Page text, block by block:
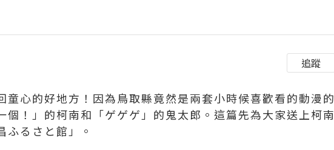
追蹤
童心的好地方！因為鳥取縣竟然是兩套小時候喜歡看的動漫的
！」的柯南和「ゲゲゲ」的鬼太郎。這篇先為大家送上柯南
るさと館」。